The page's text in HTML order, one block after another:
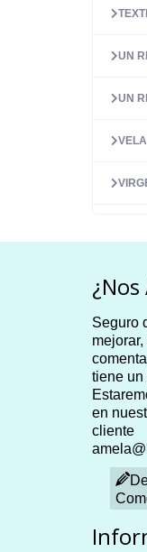
UN
UN
Seguro
tiene un
en
cliente